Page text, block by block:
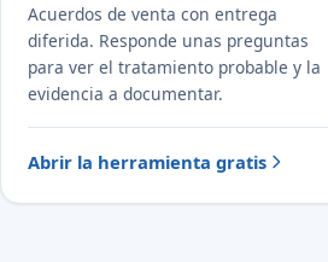
Acuerdos de venta con entrega
diferida. Responde unas preguntas
para ver el tratamiento probable y la
evidencia a documentar.
Abrir la herramienta gratis